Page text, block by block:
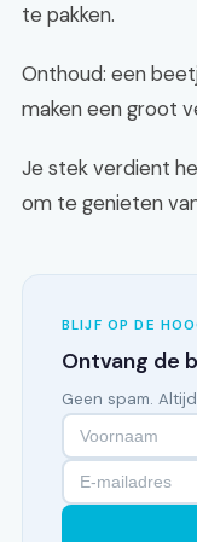
te pakken.
Onthoud: een
maken een groot
Je stek verdient
om te genieten
BLIJF OP DE
Ontvang de
Geen spam.